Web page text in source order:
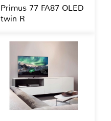
Primus 77 FA87 OLED
twin R